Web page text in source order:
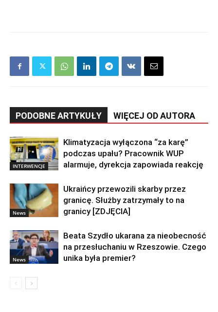
PODOBNE ARTYKUŁY WIĘCEJ OD AUTORA
INTERWENCJE
Klimatyzacja wyłączona “za karę”
podczas upału? Pracownik WUP
alarmuje, dyrekcja zapowiada reakcję
News
Ukraińcy przewozili skarby przez
granicę. Służby zatrzymały to na
granicy [ZDJĘCIA]
News
Beata Szydło ukarana za nieobecność
na przesłuchaniu w Rzeszowie. Czego
unika była premier?